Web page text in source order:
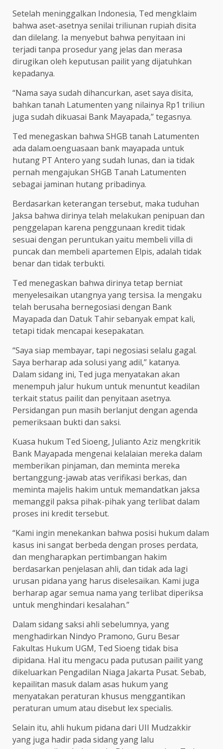
Setelah meninggalkan Indonesia, Ted mengklaim
bahwa aset-asetnya senilai triliunan rupiah disita
dan dilelang. Ia menyebut bahwa penyitaan ini
terjadi tanpa prosedur yang jelas dan merasa
dirugikan oleh keputusan pailit yang dijatuhkan
kepadanya.
“Nama saya sudah dihancurkan, aset saya disita,
bahkan tanah Latumenten yang nilainya Rp1 triliun
juga sudah dikuasai Bank Mayapada,” tegasnya.
Ted menegaskan bahwa SHGB tanah Latumenten
ada dalam.oenguasaan bank mayapada untuk
hutang PT Antero yang sudah lunas, dan ia tidak
pernah mengajukan SHGB Tanah Latumenten
sebagai jaminan hutang pribadinya.
Berdasarkan keterangan tersebut, maka tuduhan
Jaksa bahwa dirinya telah melakukan penipuan dan
penggelapan karena penggunaan kredit tidak
sesuai dengan peruntukan yaitu membeli villa di
puncak dan membeli apartemen Elpis, adalah tidak
benar dan tidak terbukti.
Ted menegaskan bahwa dirinya tetap berniat
menyelesaikan utangnya yang tersisa. Ia mengaku
telah berusaha bernegosiasi dengan Bank
Mayapada dan Datuk Tahir sebanyak empat kali,
tetapi tidak mencapai kesepakatan.
“Saya siap membayar, tapi negosiasi selalu gagal.
Saya berharap ada solusi yang adil,” katanya.
Dalam sidang ini, Ted juga menyatakan akan
menempuh jalur hukum untuk menuntut keadilan
terkait status pailit dan penyitaan asetnya.
Persidangan pun masih berlanjut dengan agenda
pemeriksaan bukti dan saksi.
Kuasa hukum Ted Sioeng, Julianto Aziz mengkritik
Bank Mayapada mengenai kelalaian mereka dalam
memberikan pinjaman, dan meminta mereka
bertanggung-jawab atas verifikasi berkas, dan
meminta majelis hakim untuk memandatkan jaksa
memanggil paksa pihak-pihak yang terlibat dalam
proses ini kredit tersebut.
“Kami ingin menekankan bahwa posisi hukum dalam
kasus ini sangat berbeda dengan proses perdata,
dan mengharapkan pertimbangan hakim
berdasarkan penjelasan ahli, dan tidak ada lagi
urusan pidana yang harus diselesaikan. Kami juga
berharap agar semua nama yang terlibat diperiksa
untuk menghindari kesalahan.”
Dalam sidang saksi ahli sebelumnya, yang
menghadirkan Nindyo Pramono, Guru Besar
Fakultas Hukum UGM, Ted Sioeng tidak bisa
dipidana. Hal itu mengacu pada putusan pailit yang
dikeluarkan Pengadilan Niaga Jakarta Pusat. Sebab,
kepailitan masuk dalam asas hukum yang
menyatakan peraturan khusus menggantikan
peraturan umum atau disebut lex specialis.
Selain itu, ahli hukum pidana dari UII Mudzakkir
yang juga hadir pada sidang yang lalu